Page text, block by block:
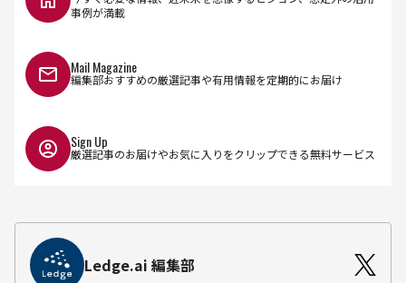
事例が満載
Mail Magazine
編集部おすすめの厳選記事や有用情報を定期的にお届け
Sign Up
厳選記事のお届けやお気に入りをクリップできる無料サービス
Ledge.ai 編集部